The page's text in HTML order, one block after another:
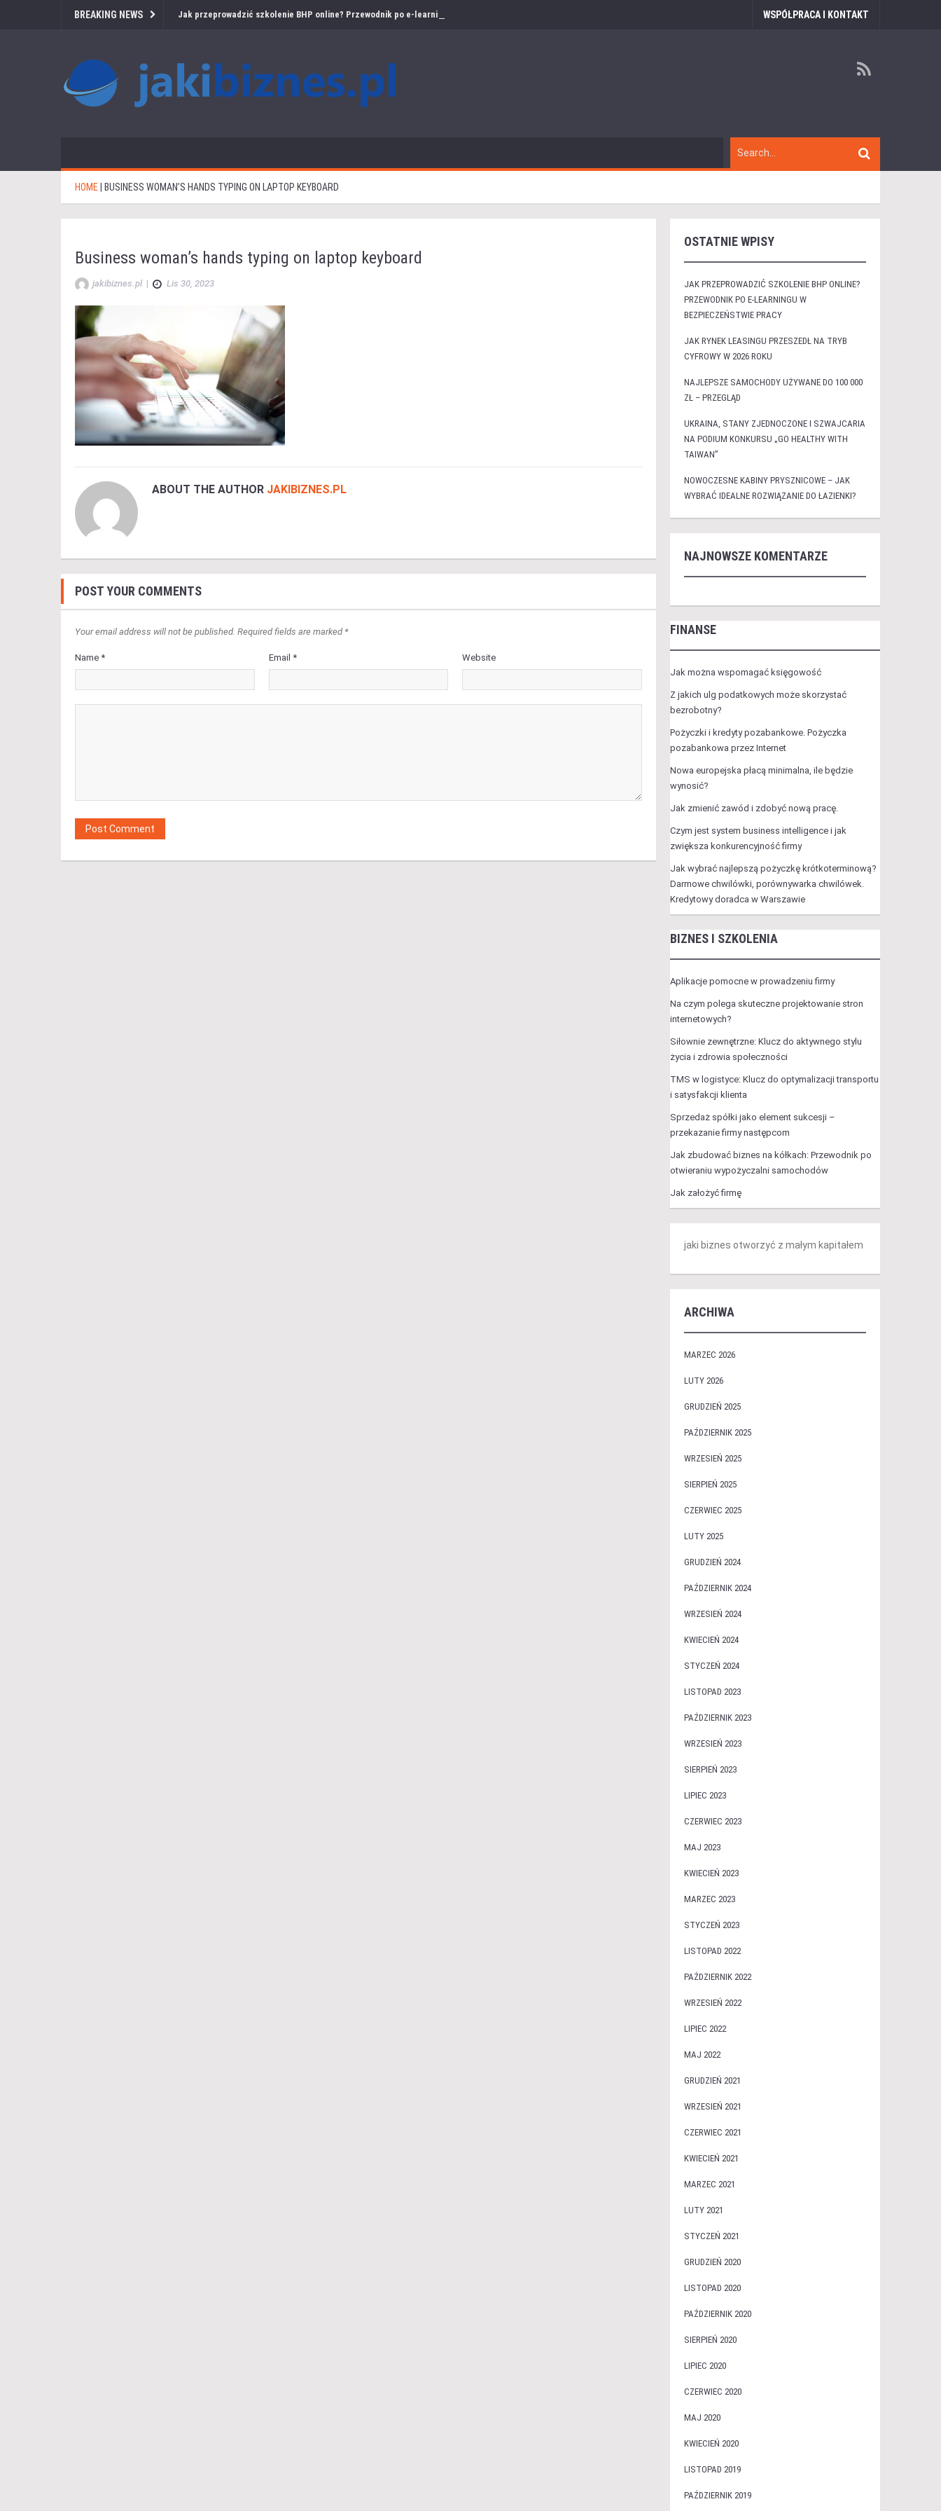
BREAKING NEWS Jak przeprowadzić szkolenie BHP online? Przewodnik po e-learningu w bezpieczeństwie pracy WSPÓŁPRACA I KONTAKT
HOME BUSINESS WOMAN’S HANDS TYPING ON LAPTOP KEYBOARD
Business woman’s hands typing on laptop keyboard
jakibiznes.pl | Lis 30, 2023
ABOUT THE AUTHOR JAKIBIZNES.PL
POST YOUR COMMENTS
Your email address will not be published. Required fields are marked *
Name * Email * Website
OSTATNIE WPISY
JAK PRZEPROWADZIĆ SZKOLENIE BHP ONLINE?
PRZEWODNIK PO E-LEARNINGU W
BEZPIECZEŃSTWIE PRACY
JAK RYNEK LEASINGU PRZESZEDŁ NA TRYB
CYFROWY W 2026 ROKU
NAJLEPSZE SAMOCHODY UŻYWANE DO 100 000
ZŁ – PRZEGLĄD
UKRAINA, STANY ZJEDNOCZONE I SZWAJCARIA
NA PODIUM KONKURSU „GO HEALTHY WITH
TAIWAN”
NOWOCZESNE KABINY PRYSZNICOWE – JAK
WYBRAĆ IDEALNE ROZWIĄZANIE DO ŁAZIENKI?
NAJNOWSZE KOMENTARZE
FINANSE
Jak można wspomagać księgowość
Z jakich ulg podatkowych może skorzystać
bezrobotny?
Pożyczki i kredyty pozabankowe. Pożyczka
pozabankowa przez Internet
Nowa europejska płacą minimalna, ile będzie
wynosić?
Jak zmienić zawód i zdobyć nową pracę.
Czym jest system business intelligence i jak
zwiększa konkurencyjność firmy
Jak wybrać najlepszą pożyczkę krótkoterminową?
Darmowe chwilówki, porównywarka chwilówek.
Kredytowy doradca w Warszawie
BIZNES I SZKOLENIA
Aplikacje pomocne w prowadzeniu firmy
Na czym polega skuteczne projektowanie stron
internetowych?
Siłownie zewnętrzne: Klucz do aktywnego stylu
życia i zdrowia społeczności
TMS w logistyce: Klucz do optymalizacji transportu
i satysfakcji klienta
Sprzedaż spółki jako element sukcesji –
przekazanie firmy następcom
Jak zbudować biznes na kółkach: Przewodnik po
otwieraniu wypożyczalni samochodów
Jak założyć firmę
jaki biznes otworzyć z małym kapitałem
ARCHIWA
MARZEC 2026
LUTY 2026
GRUDZIEŃ 2025
PAŹDZIERNIK 2025
WRZESIEŃ 2025
SIERPIEŃ 2025
CZERWIEC 2025
LUTY 2025
GRUDZIEŃ 2024
PAŹDZIERNIK 2024
WRZESIEŃ 2024
KWIECIEŃ 2024
STYCZEŃ 2024
LISTOPAD 2023
PAŹDZIERNIK 2023
WRZESIEŃ 2023
SIERPIEŃ 2023
LIPIEC 2023
CZERWIEC 2023
MAJ 2023
KWIECIEŃ 2023
MARZEC 2023
STYCZEŃ 2023
LISTOPAD 2022
PAŹDZIERNIK 2022
WRZESIEŃ 2022
LIPIEC 2022
MAJ 2022
GRUDZIEŃ 2021
WRZESIEŃ 2021
CZERWIEC 2021
KWIECIEŃ 2021
MARZEC 2021
LUTY 2021
STYCZEŃ 2021
GRUDZIEŃ 2020
LISTOPAD 2020
PAŹDZIERNIK 2020
SIERPIEŃ 2020
LIPIEC 2020
CZERWIEC 2020
MAJ 2020
KWIECIEŃ 2020
LISTOPAD 2019
PAŹDZIERNIK 2019